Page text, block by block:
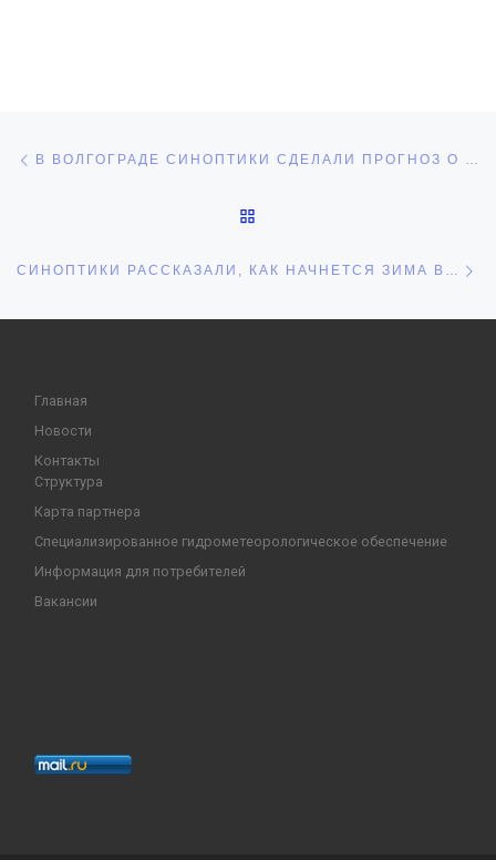
Навигация по записям В ВОЛГОГРАДЕ СИНОПТИКИ СДЕЛАЛИ ПРОГНОЗ О ДАТЕ НАЧАЛА ОТОПИТЕЛЬНОГО СЕЗОНА
СИНОПТИКИ РАССКАЗАЛИ, КАК НАЧНЕТСЯ ЗИМА В ВОЛГОГРАДЕ
Главная
Новости
Контакты
Структура
Карта партнера
Специализированное гидрометеорологическое обеспечение
Информация для потребителей
Вакансии